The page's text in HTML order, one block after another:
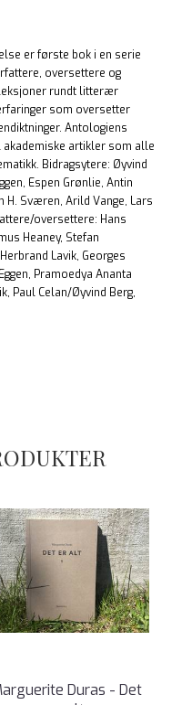
er første bok i en serie
oversettere og
rundt litterær
som oversetter
Antologiens
artikler som alle
Bidragsytere: Øyvind
Espen Grønlie, Antin
H. Sværen, Arild Vange, Lars
oversettere: Hans
Heaney, Stefan
Lavik, Georges
Pramoedya Ananta
Paul Celan/Øyvind Berg,
Duras - Det